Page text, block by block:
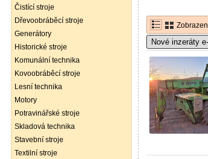
Čistící stroje
Dřevoobráběcí stroje
Generátory
Historické stroje
Komunální technika
Kovoobráběcí stroje
Lesní technika
Motory
Potravinářské stroje
Skladová technika
Stavební stroje
Textilní stroje
Nové inzeráty